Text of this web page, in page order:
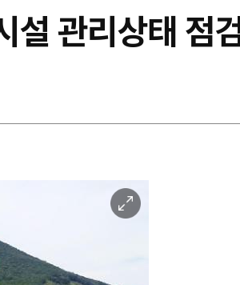
설 관리상태 점
이
미